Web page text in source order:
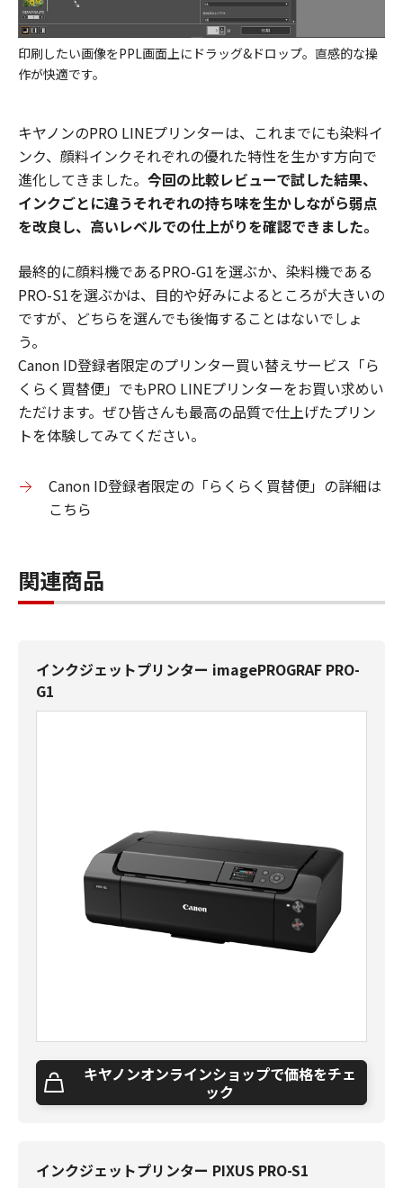
印刷したい画像をPPL画面上にドラッグ&ドロップ。直感的な操
作が快適です。
キヤノンのPRO LINEプリンターは、これまでにも染料イ
ンク、顔料インクそれぞれの優れた特性を生かす方向で
進化してきました。 今回の比較レビューで試した結果、
インクごとに違うそれぞれの持ち味を生かしながら弱点
を改良し、高いレベルでの仕上がりを確認できました。
最終的に顔料機であるPRO-G1を選ぶか、染料機である
PRO-S1を選ぶかは、目的や好みによるところが大きいの
ですが、どちらを選んでも後悔することはないでしょ
う。
Canon ID登録者限定のプリンター買い替えサービス「ら
くらく買替便」でもPRO LINEプリンターをお買い求めい
ただけます。ぜひ皆さんも最高の品質で仕上げたプリン
トを体験してみてください。
Canon ID登録者限定の「らくらく買替便」の詳細は
こちら
関連商品
インクジェットプリンター imagePROGRAF PRO-
G1
キヤノンオンラインショップで価格をチェ
ック
インクジェットプリンター PIXUS PRO-S1